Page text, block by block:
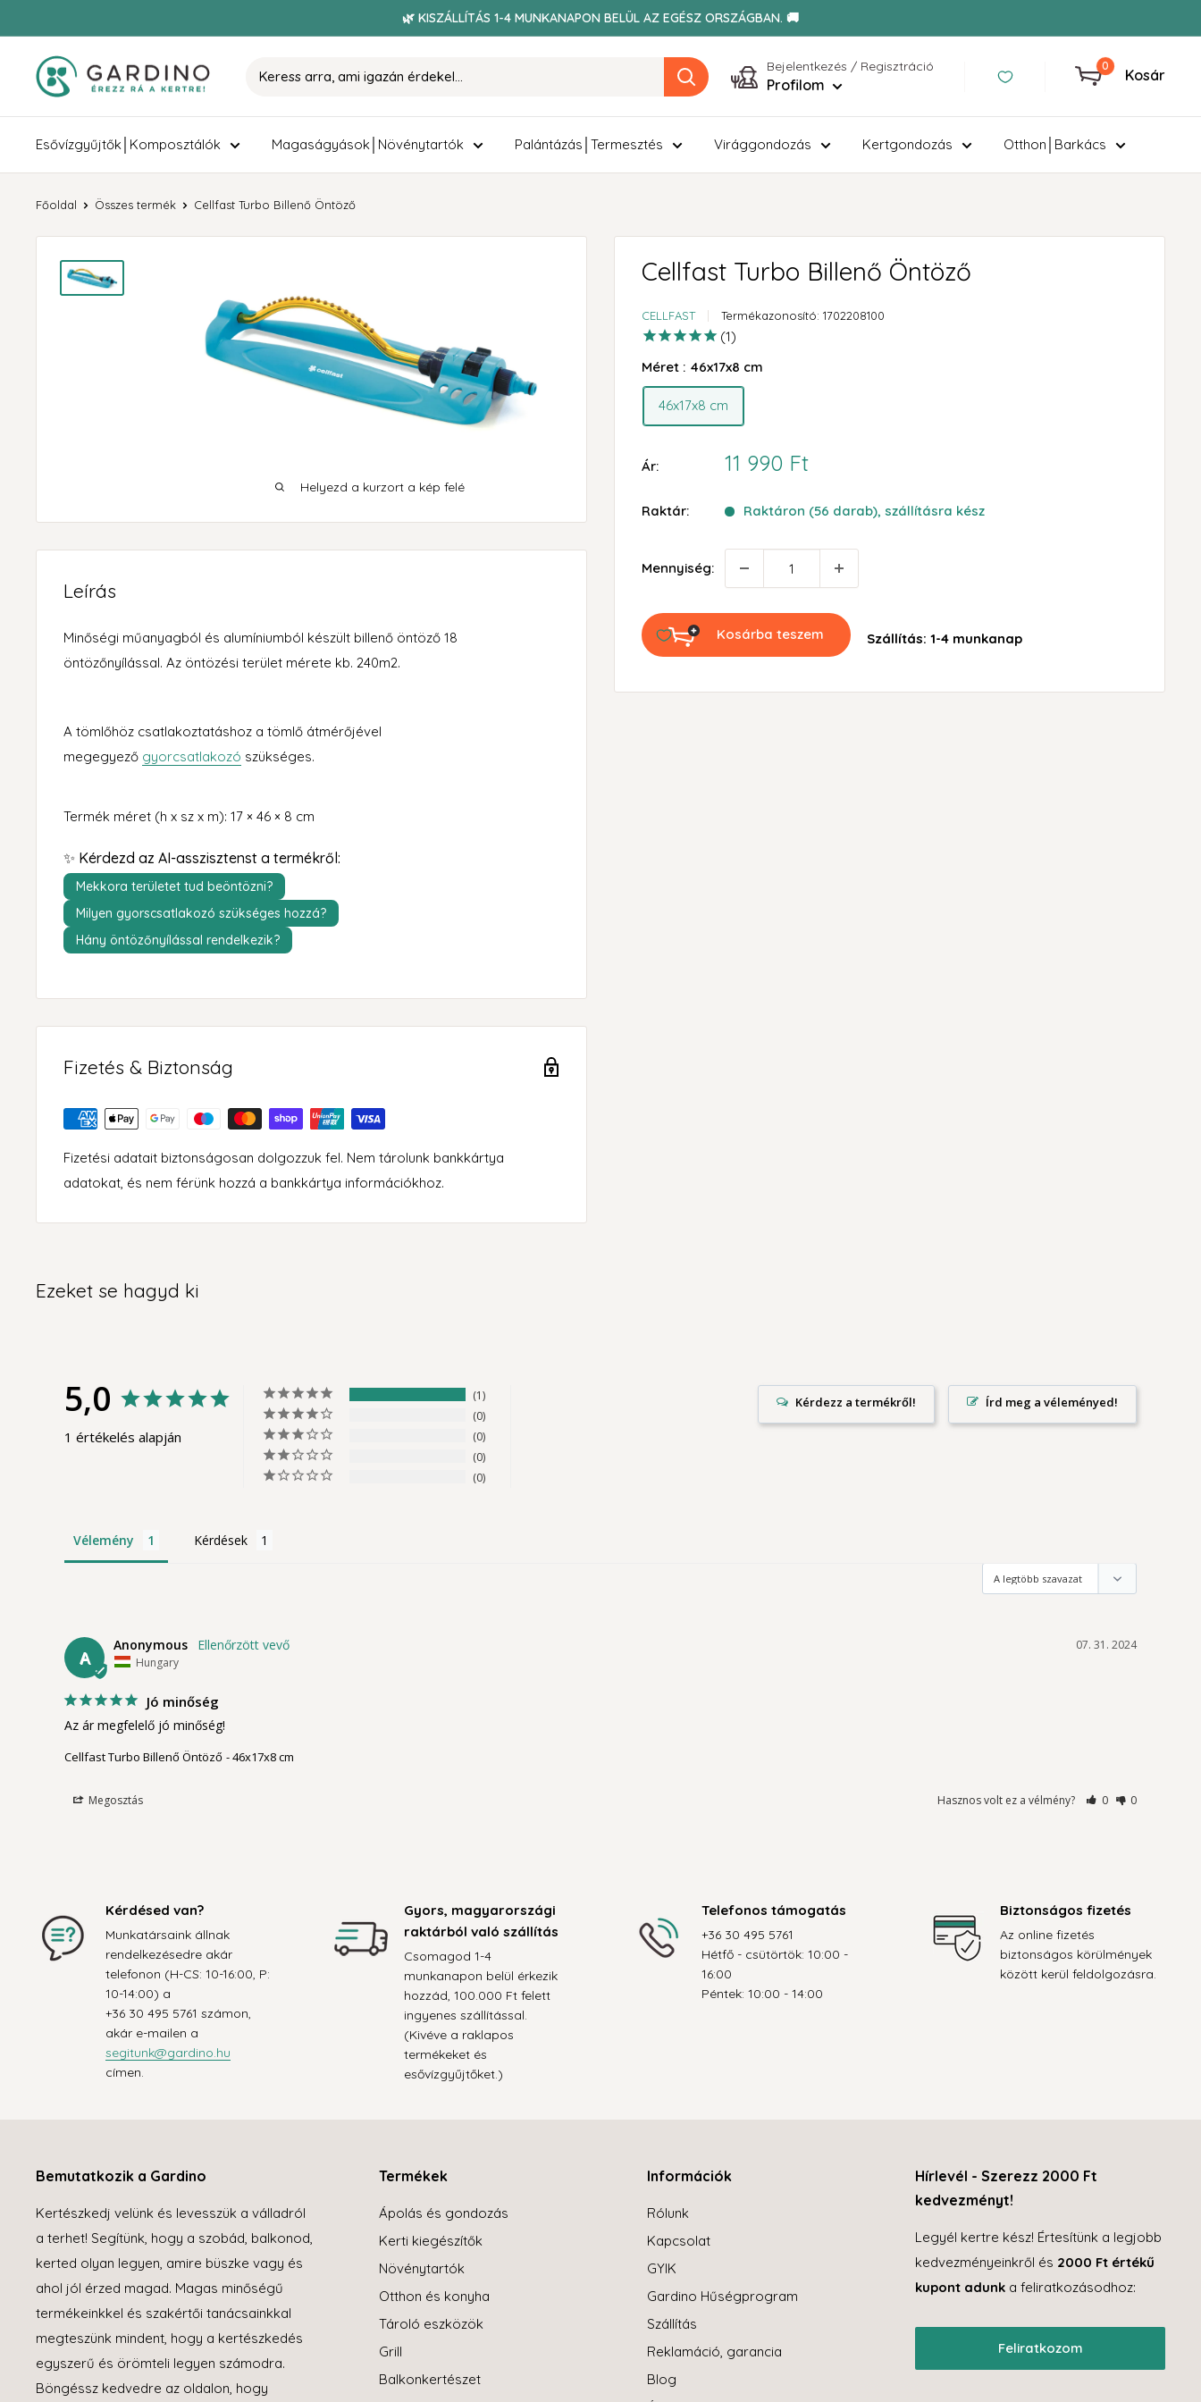
🌿 KISZÁLLÍTÁS 1-4 MUNKANAPON BELÜL AZ EGÉSZ ORSZÁGBAN. 🚚
Gardino Bejelentkezés / Regisztráció
Profilom
0
Kosár
Esővízgyűjtők│Komposztálók Magaságyások│Növénytartók Palántázás│Termesztés Virággondozás Kertgondozás Otthon│Barkács
Főoldal Összes termék Cellfast Turbo Billenő Öntöző
Helyezd a kurzort a kép felé
Cellfast Turbo Billenő Öntöző
CELLFAST Termékazonosító: 1702208100
1
Méret : 46x17x8 cm
46x17x8 cm
Ár:
Akciós
11 990 Ft
Raktár: Raktáron (56 darab), szállításra kész
Mennyiség:
Kosárba teszem Szállítás: 1-4 munkanap
Leírás
Minőségi műanyagból és alumíniumból készült billenő öntöző 18
öntözőnyílással. Az öntözési terület mérete kb. 240m2.
A tömlőhöz csatlakoztatáshoz a tömlő átmérőjével
megegyező gyorcsatlakozó szükséges.
Termék méret (h x sz x m): 17 × 46 × 8 cm
✨ Kérdezd az AI-asszisztenst a termékről:
Mekkora területet tud beöntözni?
Milyen gyorscsatlakozó szükséges hozzá?
Hány öntözőnyílással rendelkezik?
Fizetés & Biztonság
Fizetési adatait biztonságosan dolgozzuk fel. Nem tárolunk bankkártya
adatokat, és nem férünk hozzá a bankkártya információkhoz.
Ezeket se hagyd ki
5,0
1 értékelés alapján
1
0
0
0
0
Írd meg a véleményed!
Vélemény Kérdések
A
07. 31. 2024
Anonymous
Hungary
Jó minőség
Az ár megfelelő jó minőség!
Cellfast Turbo Billenő Öntöző 46x17x8 cm
Megosztás Hasznos volt ez a vélmény? 0 0
Kérdésed van?
Munkatársaink állnak
rendelkezésedre akár
telefonon (H-CS: 10-16:00, P:
10-14:00) a
+36 30 495 5761 számon,
akár e-mailen a
segitunk@gardino.hu
címen.
Gyors, magyarországi
raktárból való szállítás
Csomagod 1-4
munkanapon belül érkezik
hozzád, 100.000 Ft felett
ingyenes szállítással.
(Kivéve a raklapos
termékeket és
esővízgyűjtőket.)
Telefonos támogatás
+36 30 495 5761
Hétfő - csütörtök: 10:00 -
16:00
Péntek: 10:00 - 14:00
Biztonságos fizetés
Az online fizetés
biztonságos körülmények
között kerül feldolgozásra.
Bemutatkozik a Gardino
Kertészkedj velünk és levesszük a válladról
a terhet! Segítünk, hogy a szobád, balkonod,
kerted olyan legyen, amire büszke vagy és
ahol jól érzed magad. Magas minőségű
termékeinkkel és szakértői tanácsainkkal
megteszünk mindent, hogy a kertészkedés
egyszerű és örömteli legyen számodra.
Böngéssz kedvedre az oldalon, hogy
Termékek
Ápolás és gondozás
Kerti kiegészítők
Növénytartók
Otthon és konyha
Tároló eszközök
Grill
Balkonkertészet
Információk
Rólunk
Kapcsolat
GYIK
Gardino Hűségprogram
Szállítás
Reklamáció, garancia
Blog
Hírlevél - Szerezz 2000 Ft
kedvezményt!
Legyél kertre kész! Értesítünk a legjobb
kedvezményeinkről és 2000 Ft értékű
kupont adunk a feliratkozásodhoz:
Feliratkozom